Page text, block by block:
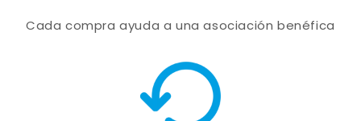
Cada compra ayuda a una asociación benéfica